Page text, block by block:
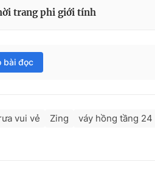
trang phi giới tính
bài đọc
vui vẻ Zing
váy hồng tầng 24